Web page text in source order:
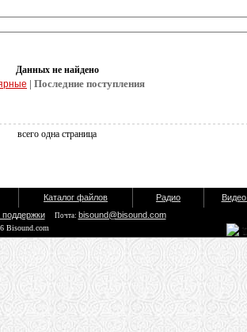
Данных не найдено
| Последние поступления
всего одна страница
Каталог файлов Радио
Почта: bisound@bisound.com
Bisound.com